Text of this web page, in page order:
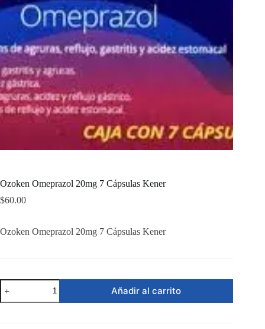
Ozoken Omeprazol 20mg 7 Cápsulas Kener
$60.00
Ozoken Omeprazol 20mg 7 Cápsulas Kener
Ozoken
Omeprazol
20mg
Añadir al carrito